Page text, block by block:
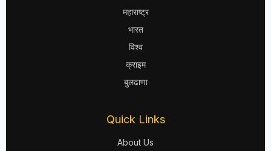
महाराष्ट्र
भारत
विश्व
क्राइम
बुलढाणा
Quick Links
About Us